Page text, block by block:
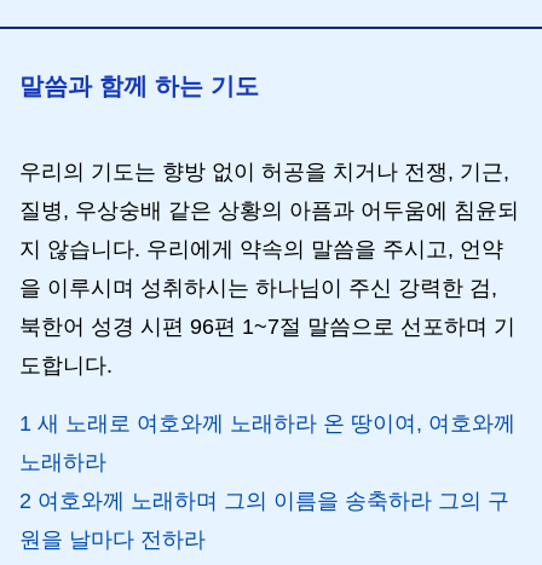
말씀과 함께 하는 기도
우리의 기도는 향방 없이 허공을 치거나 전쟁, 기근,
질병, 우상숭배 같은 상황의 아픔과 어두움에 침윤되
지 않습니다. 우리에게 약속의 말씀을 주시고, 언약
을 이루시며 성취하시는 하나님이 주신 강력한 검,
북한어 성경 시편 96편 1~7절 말씀으로 선포하며 기
도합니다.
1 새 노래로 여호와께 노래하라 온 땅이여, 여호와께
노래하라
2 여호와께 노래하며 그의 이름을 송축하라 그의 구
원을 날마다 전하라